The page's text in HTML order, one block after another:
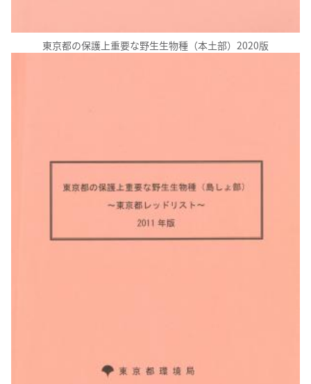
東京都の保護上重要な野生生物種（本土部）2020版